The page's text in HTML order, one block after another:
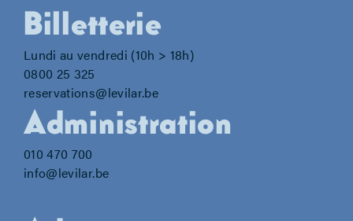
Billetterie
Lundi au vendredi (10h > 18h)
0800 25 325
reservations@levilar.be
Administration
010 470 700
info@levilar.be